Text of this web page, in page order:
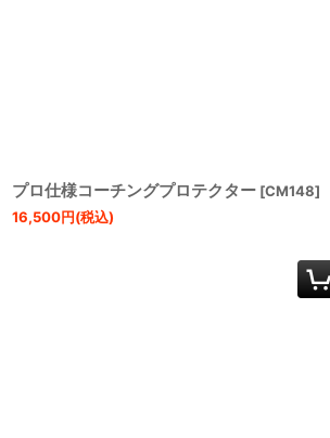
プロ仕様コーチングプロテクター [CM148]
16,500円(税込)